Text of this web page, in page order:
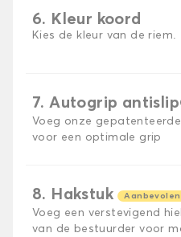
6. Kleur koord
Kies de kleur van de riem.
7. Autogrip
Voeg onze
voor een optimale grip
8. Hakstuk Aanbevolen
Voeg een verstevigend
van de bestuurder voor